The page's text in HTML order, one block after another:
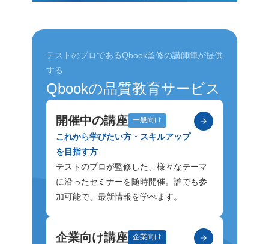
テストのプロであるQbook監修の講師陣が提供
する
Qbookの品質教育サービス
開催中の講座 一般向け
これから学びたい方・スキルアップ
を目指す方
テストのプロが監修した、様々なテーマ
に沿ったセミナーを随時開催。誰でも参
加可能で、最新情報を学べます。
企業向け講座 企業向け